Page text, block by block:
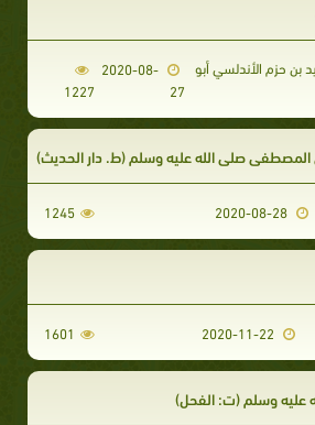
حزم الأندلسي أبو
2020-08-
27
1227
صلى الله عليه وسلم (ط. دار الحديث)
2020-08-28
1245
1601
عليه وسلم (ت: الفحل)